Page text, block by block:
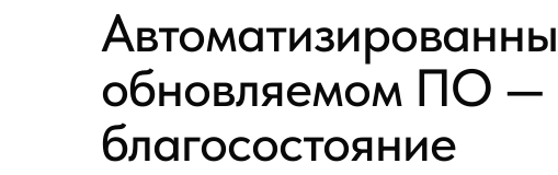
обновляемом ПО —
благосостояние